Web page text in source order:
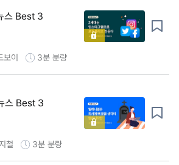
스 Best 3
이 3분 분량
스 Best 3
철 3분 분량